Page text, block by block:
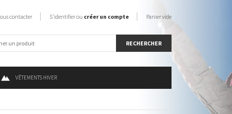
VÊTEMENTS HIVER
contacter S'identifier ou créer un compte Panier vide